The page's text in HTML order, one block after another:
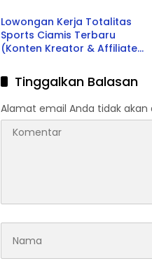
Lowongan Kerja Totalitas
Sports Ciamis Terbaru
(Konten Kreator & Affiliate
Tinggalkan Balasan
Alamat email Anda tidak akan